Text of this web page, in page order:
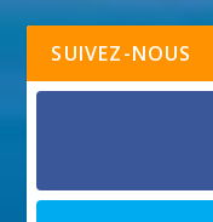
SUIVEZ-NOUS